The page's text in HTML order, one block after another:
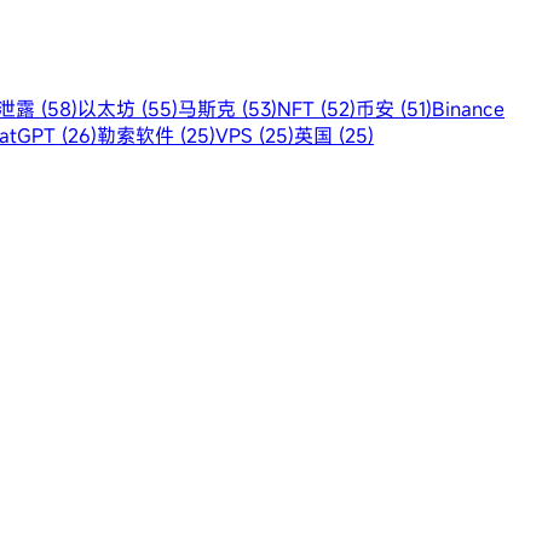
露 (58)以太坊 (55)马斯克 (53)NFT (52)币安 (51)Binance
(26)勒索软件 (25)VPS (25)英国 (25)